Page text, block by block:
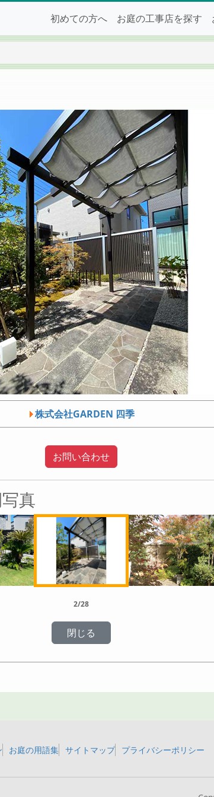
初めての方へ お庭の工事店を探す
株式会社GARDEN 四季
お問い合わせ
真
2/28
お庭の用語集 サイトマップ プライバシーポリシー